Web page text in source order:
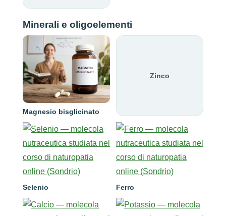
Minerali e oligoelementi
Magnesio bisglicinato
Zinco
Selenio Ferro